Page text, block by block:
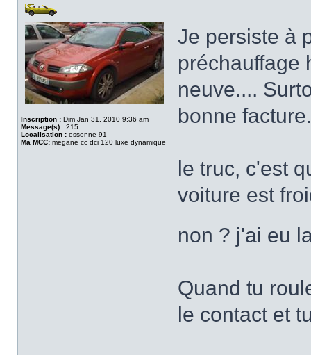
Inscription : Dim Jan 31, 2010 9:36 am
Message(s) : 215
Localisation : essonne 91
Ma MCC: megane cc dci 120 luxe dynamique
Je persiste à
préchauffage
neuve....
bonne facture.
le truc, c'est
voiture est
non ? j'ai eu
Quand tu
le contact et